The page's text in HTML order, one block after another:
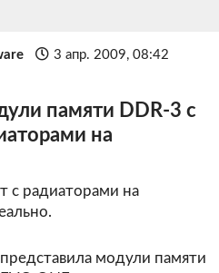
3 апр. 2009, 08:42
памяти DDR-3 с
на
с радиаторами на
модули памяти